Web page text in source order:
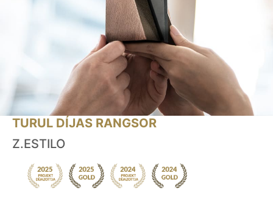
TURUL DÍJAS RANGSOR
Z.ESTILO